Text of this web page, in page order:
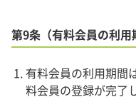
第9条（有料会員の利用
有料会員の利用期間
料会員の登録が完了